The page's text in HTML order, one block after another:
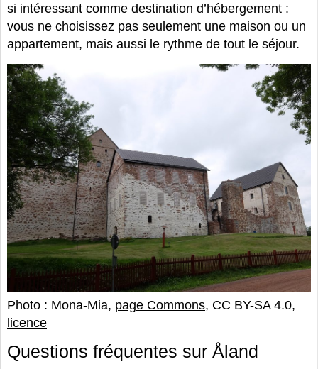
si intéressant comme destination d’hébergement :
vous ne choisissez pas seulement une maison ou un
appartement, mais aussi le rythme de tout le séjour.
Photo : Mona-Mia, page Commons, CC BY-SA 4.0,
licence
Questions fréquentes sur Åland